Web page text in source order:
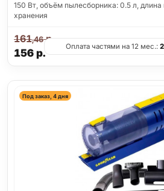
150 Вт, объём пылесборника: 0.5 л,
хранения
156р.
161,46р.
Оплата частями на 12 мес.:
Под заказ, 4 дня